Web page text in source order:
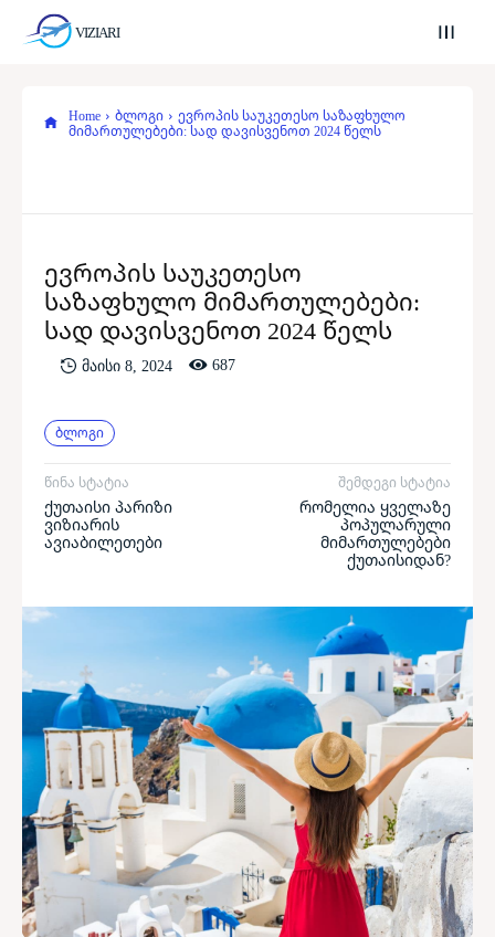
VIZIARI
Home ბლოგი
ევროპის საუკეთესო საზაფხულო
მიმართულებები: სად დავისვენოთ 2024 წელს
ევროპის საუკეთესო
საზაფხულო მიმართულებები:
სად დავისვენოთ 2024 წელს
მაისი 8, 2024 687
ბლოგი
წინა სტატია
ქუთაისი პარიზი
ვიზიარის
ავიაბილეთები
შემდეგი სტატია
რომელია ყველაზე
პოპულარული
მიმართულებები
ქუთაისიდან?